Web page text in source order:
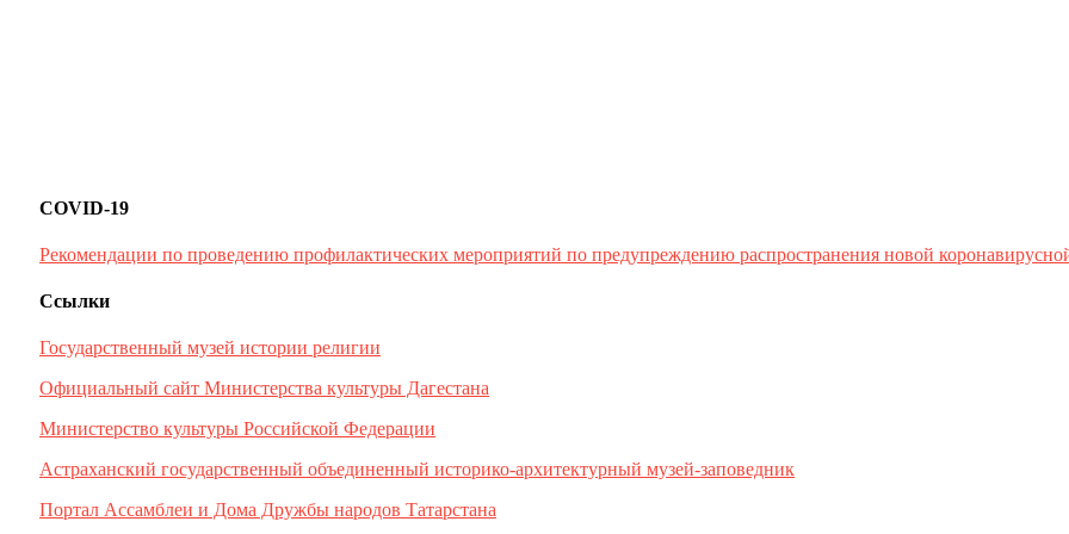
COVID-19
Рекомендации по проведению профилактических мероприятий по предупреждению распространения новой
Ссылки
Государственный музей истории религии
Официальный сайт Министерства культуры Дагестана
Министерство культуры Российской Федерации
Астраханский государственный объединенный историко-архитектурный музей-заповедник
Портал Ассамблеи и Дома Дружбы народов Татарстана